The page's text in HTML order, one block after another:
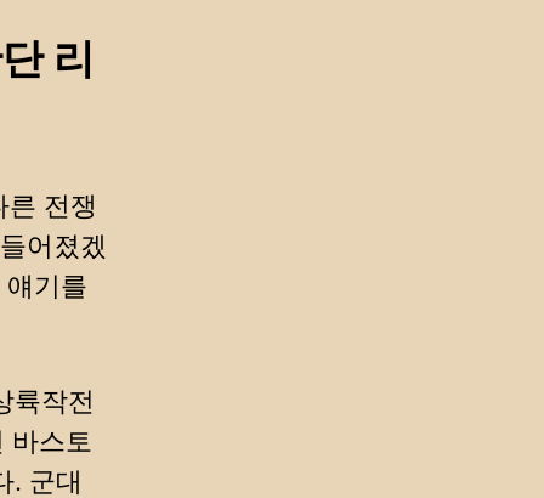
리
른 전쟁
어졌겠
기를
륙작전
바스토
. 군대